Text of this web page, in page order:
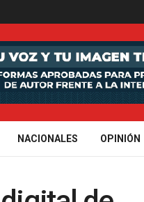
NACIONALES OPINIÓN